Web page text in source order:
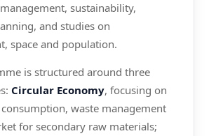
sustainability,
and studies on
space and population.
is structured around three
Circular Economy, focusing on
waste management
for secondary raw materials;